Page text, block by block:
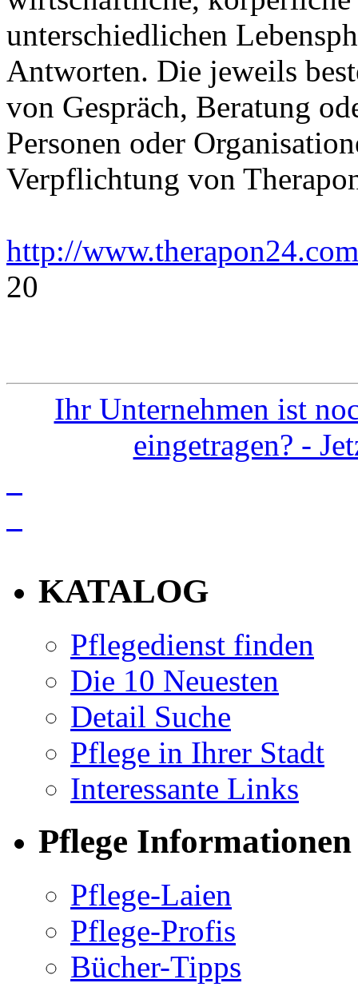
unterschiedlichen
Antworten. Die jeweils
von Gespräch, Beratung
Personen oder
Verpflichtung von
http://www.therapon24.com
20
Ihr Unternehmen ist
eingetragen? -
KATALOG
Pflegedienst finden
Die 10 Neuesten
Detail Suche
Pflege in Ihrer Stadt
Interessante Links
Pflege Informationen
Pflege-Laien
Pflege-Profis
Bücher-Tipps